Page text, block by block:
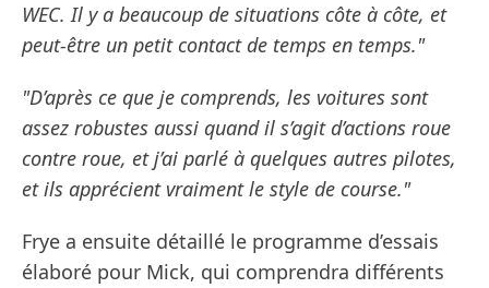
WEC. Il y a beaucoup de situations côte à côte, et
peut-être un petit contact de temps en temps."
"D’après ce que je comprends, les voitures sont
assez robustes aussi quand il s’agit d’actions roue
contre roue, et j’ai parlé à quelques autres pilotes,
et ils apprécient vraiment le style de course."
Frye a ensuite détaillé le programme d’essais
élaboré pour Mick, qui comprendra différents